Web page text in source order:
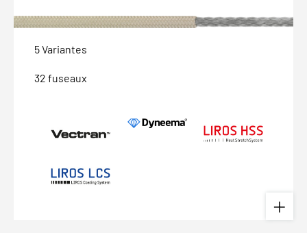
5 Variantes
32 fuseaux